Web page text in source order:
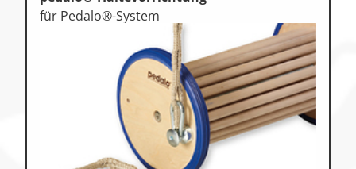
für Pedalo®-System